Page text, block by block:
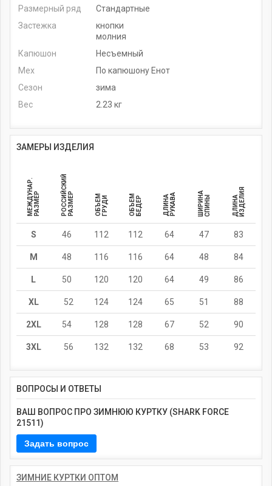
Размерный ряд
Стандартные
Застежка
кнопки
молния
Капюшон
Несъемный
Мех
По капюшону Енот
Сезон
зима
Вес
2.23 кг
ЗАМЕРЫ ИЗДЕЛИЯ
МЕЖДУНАР.РАЗМЕР РОССИЙСКИЙРАЗМЕР ОБЪЕМГРУДИ ОБЪЕМБЕДЕР ДЛИНАРУКАВА ШИРИНАСПИНЫ ДЛИНАИЗДЕЛИЯ
S 46 112 112 64 47 83
M 48 116 116 64 48 84
L 50 120 120 64 49 86
XL 52 124 124 65 51 88
2XL 54 128 128 67 52 90
3XL 56 132 132 68 53 92
ВОПРОСЫ И ОТВЕТЫ
ВАШ ВОПРОС ПРО ЗИМНЮЮ КУРТКУ (SHARK FORCE
21511)
ЗИМНИЕ КУРТКИ ОПТОМ